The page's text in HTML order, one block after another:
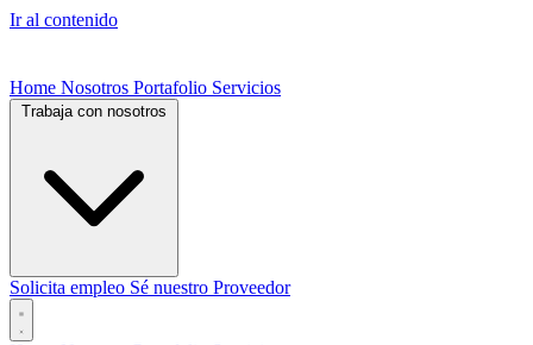
Ir al contenido
Home Nosotros Portafolio Servicios
Solicita empleo Sé nuestro Proveedor